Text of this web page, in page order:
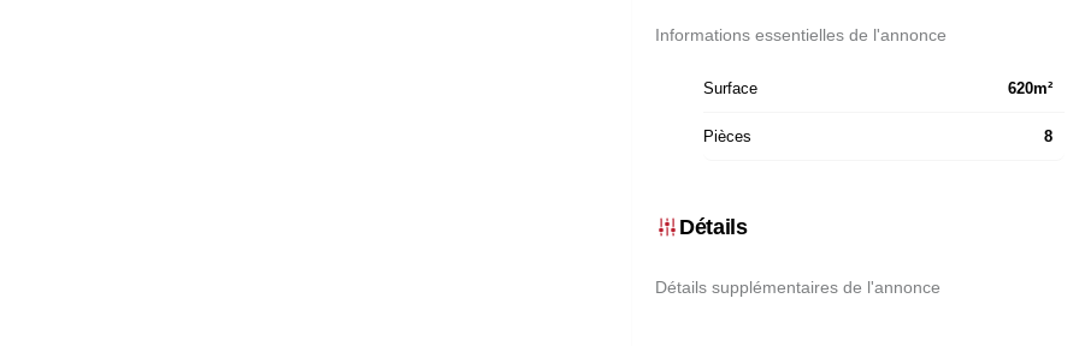
Informations essentielles de l'annonce
Surface 620m²
Pièces 8
Détails
Détails supplémentaires de l'annonce